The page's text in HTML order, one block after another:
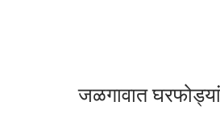
जळगावात